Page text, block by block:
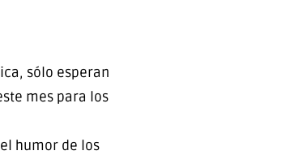
sólo esperan
mes para los
humor de los